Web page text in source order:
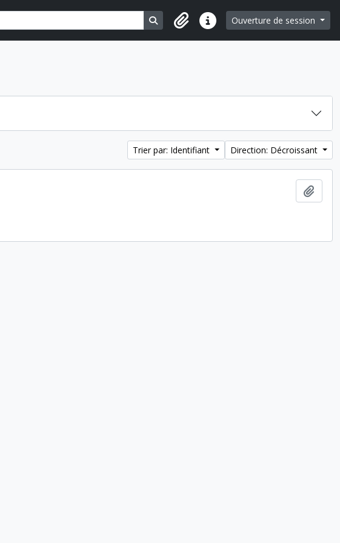
Search in browse page
Liens rapidesOuverture de session
Trier par: Identifiant Direction: Décroissant